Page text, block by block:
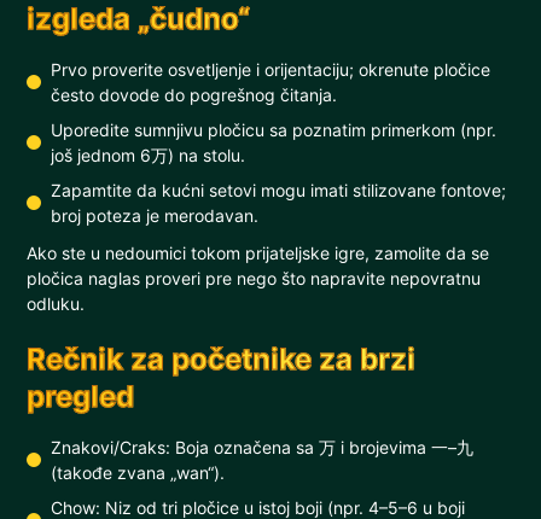
izgleda „čudno“
Prvo proverite osvetljenje i orijentaciju; okrenute pločice
često dovode do pogrešnog čitanja.
Uporedite sumnjivu pločicu sa poznatim primerkom (npr.
još jednom 6万) na stolu.
Zapamtite da kućni setovi mogu imati stilizovane fontove;
broj poteza je merodavan.
Ako ste u nedoumici tokom prijateljske igre, zamolite da se
pločica naglas proveri pre nego što napravite nepovratnu
odluku.
Rečnik za početnike za brzi
pregled
Znakovi/Craks: Boja označena sa 万 i brojevima 一–九
(takođe zvana „wan“).
Chow: Niz od tri pločice u istoj boji (npr. 4–5–6 u boji